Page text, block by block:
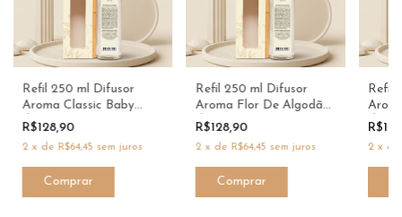
Refil 250 ml Difusor
Aroma Classic Baby
Óleo Dani Fernandes
R$128,90
2 x de R$64,45 sem juros
Refil 250 ml Difusor
Aroma Flor De Algodão
Óleo - Dani Fernandes
R$128,90
2 x de R$64,45 sem juros
Refil
Óleo
2 x